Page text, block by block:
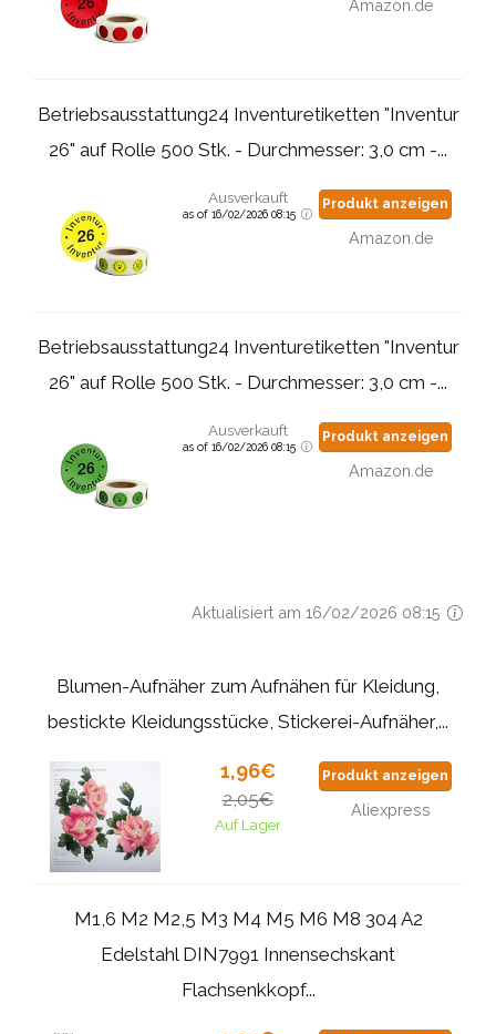
Amazon.de
Betriebsausstattung24 Inventuretiketten "Inventur
26" auf Rolle 500 Stk. - Durchmesser: 3,0 cm -...
Ausverkauft
as of 16/02/2026 08:15
Produkt anzeigen
Amazon.de
Betriebsausstattung24 Inventuretiketten "Inventur
26" auf Rolle 500 Stk. - Durchmesser: 3,0 cm -...
Ausverkauft
as of 16/02/2026 08:15
Produkt anzeigen
Amazon.de
Aktualisiert am 16/02/2026 08:15
Blumen-Aufnäher zum Aufnähen für Kleidung,
bestickte Kleidungsstücke, Stickerei-Aufnäher,...
1,96€
2,05€
Auf Lager
Produkt anzeigen
Aliexpress
M1,6 M2 M2,5 M3 M4 M5 M6 M8 304 A2
Edelstahl DIN7991 Innensechskant
Flachsenkkopf...